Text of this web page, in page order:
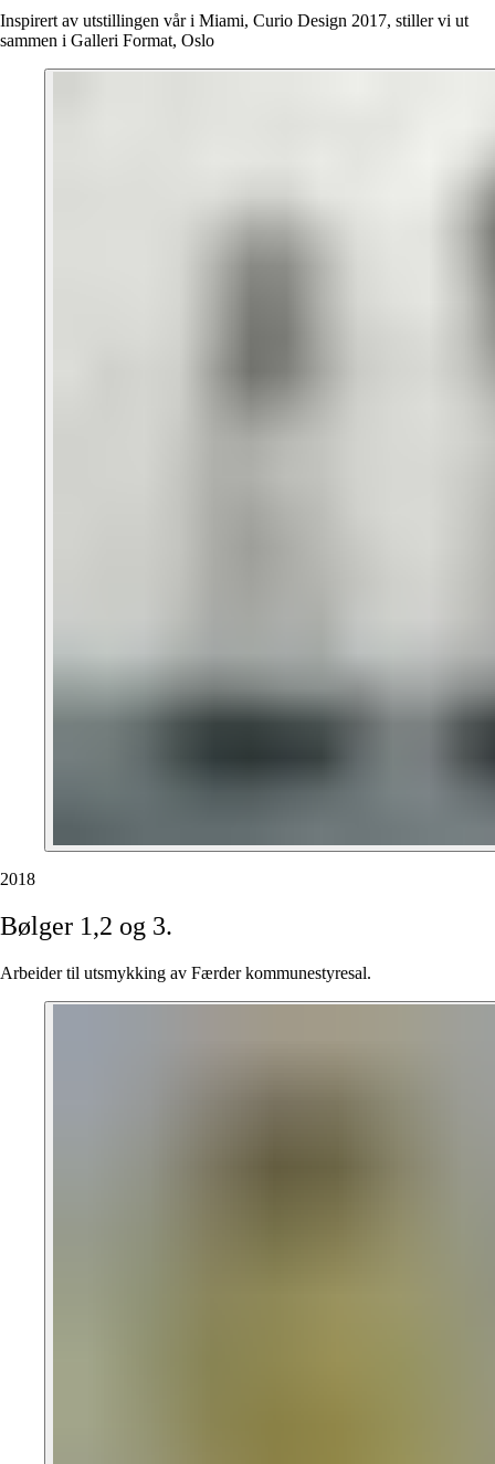
Inspirert av utstillingen vår i Miami, Curio Design 2017, stiller vi ut
sammen i Galleri Format, Oslo
2018
Bølger 1,2 og 3.
Arbeider til utsmykking av Færder kommunestyresal.